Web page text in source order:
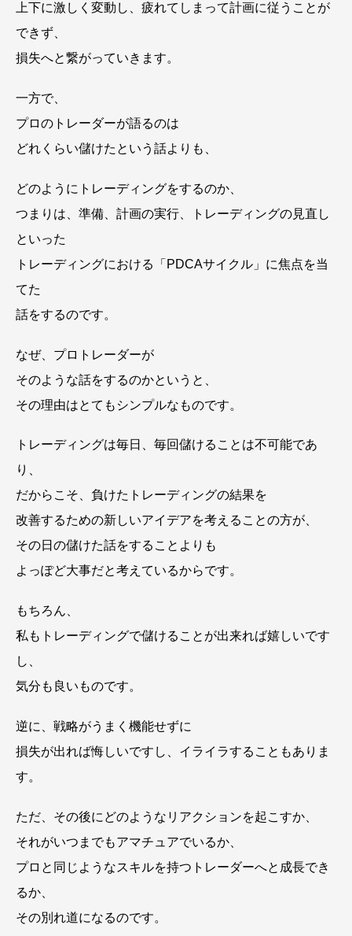
上下に激しく変動し、疲れてしまって計画に従うことが
できず、
損失へと繋がっていきます。
一方で、
プロのトレーダーが語るのは
どれくらい儲けたという話よりも、
どのようにトレーディングをするのか、
つまりは、準備、計画の実行、トレーディングの見直し
といった
トレーディングにおける「PDCAサイクル」に焦点を当
てた
話をするのです。
なぜ、プロトレーダーが
そのような話をするのかというと、
その理由はとてもシンプルなものです。
トレーディングは毎日、毎回儲けることは不可能であ
り、
だからこそ、負けたトレーディングの結果を
改善するための新しいアイデアを考えることの方が、
その日の儲けた話をすることよりも
よっぽど大事だと考えているからです。
もちろん、
私もトレーディングで儲けることが出来れば嬉しいです
し、
気分も良いものです。
逆に、戦略がうまく機能せずに
損失が出れば悔しいですし、イライラすることもありま
す。
ただ、その後にどのようなリアクションを起こすか、
それがいつまでもアマチュアでいるか、
プロと同じようなスキルを持つトレーダーへと成長でき
るか、
その別れ道になるのです。